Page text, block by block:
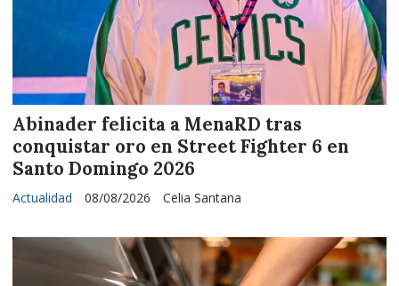
Abinader felicita a MenaRD tras
conquistar oro en Street Fighter 6 en
Santo Domingo 2026
Celia Santana
Actualidad 08/08/2026